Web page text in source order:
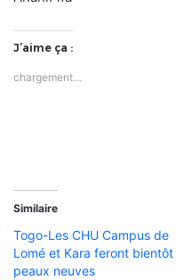
J’aime ça :
chargement…
Similaire
Togo-Les CHU Campus de
Lomé et Kara feront bientôt
peaux neuves